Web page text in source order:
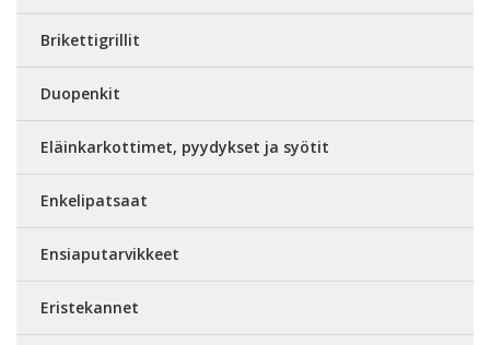
Brikettigrillit
Duopenkit
Eläinkarkottimet, pyydykset ja syötit
Enkelipatsaat
Ensiaputarvikkeet
Eristekannet